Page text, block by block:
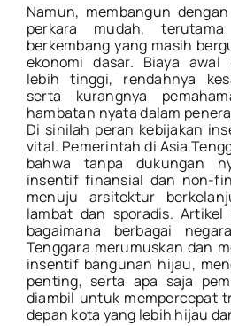
Namun, membangun
perkara mudah,
berkembang yang masih
ekonomi dasar. Biaya awal
lebih tinggi, rendahnya
serta kurangnya
hambatan nyata dalam
Di sinilah peran kebijakan
vital. Pemerintah di Asia
bahwa tanpa dukungan
insentif finansial dan non-
menuju arsitektur
lambat dan sporadis.
bagaimana berbagai
Tenggara merumuskan dan
insentif bangunan hijau,
penting, serta apa saja
diambil untuk mempercepat
depan kota yang lebih hijau